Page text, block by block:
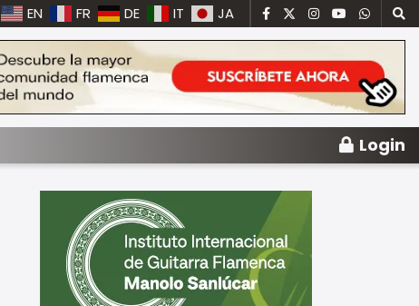
EN FR DE IT JA
Login